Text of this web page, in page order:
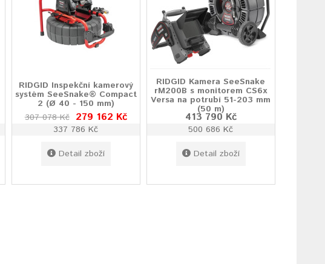
RIDGID Inspekční kamerový
systém SeeSnake® Compact
2 (Ø 40 - 150 mm)
307 078 Kč 279 162 Kč
337 786 Kč
Detail zboží
RIDGID Kamera SeeSnake
rM200B s monitorem CS6x
Versa na potrubí 51-203 mm
(50 m)
413 790 Kč
500 686 Kč
Detail zboží